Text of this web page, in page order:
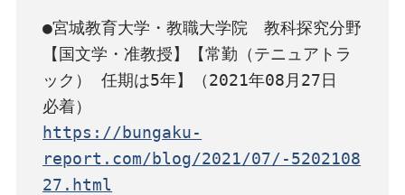
●宮城教育大学・教職大学院　教科探究分野
【国文学・准教授】【常勤（テニュアトラ
ック） 任期は5年】（2021年08月27日
https://bungaku-
report.com/blog/2021/07/-5202108
27.html